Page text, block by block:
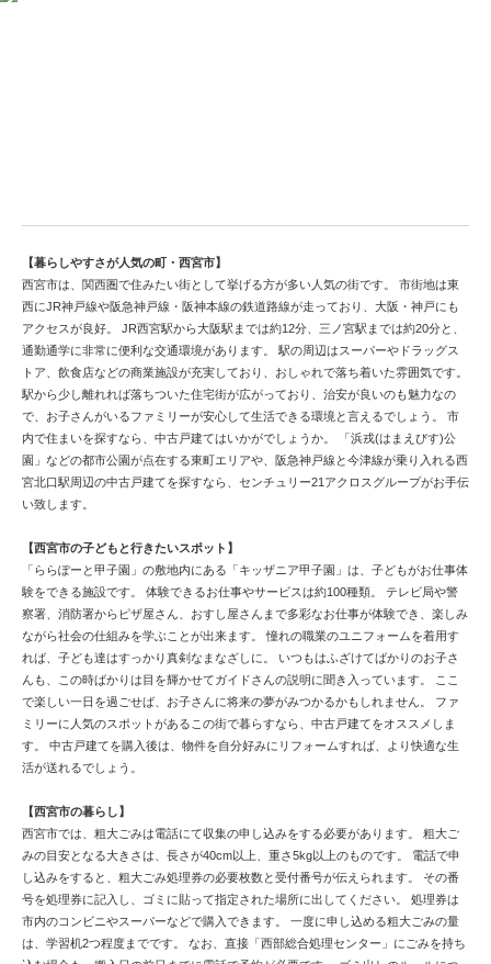
【暮らしやすさが人気の町・西宮市】
西宮市は、関西圏で住みたい街として挙げる方が多い人気の街です。 市街地は東
西にJR神戸線や阪急神戸線・阪神本線の鉄道路線が走っており、大阪・神戸にも
アクセスが良好。 JR西宮駅から大阪駅までは約12分、三ノ宮駅までは約20分と、
通勤通学に非常に便利な交通環境があります。 駅の周辺はスーパーやドラッグス
トア、飲食店などの商業施設が充実しており、おしゃれで落ち着いた雰囲気です。
駅から少し離れれば落ちついた住宅街が広がっており、治安が良いのも魅力なの
で、お子さんがいるファミリーが安心して生活できる環境と言えるでしょう。 市
内で住まいを探すなら、中古戸建てはいかがでしょうか。 「浜戎(はまえびす)公
園」などの都市公園が点在する東町エリアや、阪急神戸線と今津線が乗り入れる西
宮北口駅周辺の中古戸建てを探すなら、センチュリー21アクロスグループがお手伝
い致します。
【西宮市の子どもと行きたいスポット】
「ららぽーと甲子園」の敷地内にある「キッザニア甲子園」は、子どもがお仕事体
験をできる施設です。 体験できるお仕事やサービスは約100種類。 テレビ局や警
察署、消防署からピザ屋さん、おすし屋さんまで多彩なお仕事が体験でき、楽しみ
ながら社会の仕組みを学ぶことが出来ます。 憧れの職業のユニフォームを着用す
れば、子ども達はすっかり真剣なまなざしに。 いつもはふざけてばかりのお子さ
んも、この時ばかりは目を輝かせてガイドさんの説明に聞き入っています。 ここ
で楽しい一日を過ごせば、お子さんに将来の夢がみつかるかもしれません。 ファ
ミリーに人気のスポットがあるこの街で暮らすなら、中古戸建てをオススメしま
す。 中古戸建てを購入後は、物件を自分好みにリフォームすれば、より快適な生
活が送れるでしょう。
【西宮市の暮らし】
西宮市では、粗大ごみは電話にて収集の申し込みをする必要があります。 粗大ご
みの目安となる大きさは、長さが40cm以上、重さ5kg以上のものです。 電話で申
し込みをすると、粗大ごみ処理券の必要枚数と受付番号が伝えられます。 その番
号を処理券に記入し、ゴミに貼って指定された場所に出してください。 処理券は
市内のコンビニやスーパーなどで購入できます。 一度に申し込める粗大ごみの量
は、学習机2つ程度までです。 なお、直接「西部総合処理センター」にごみを持ち